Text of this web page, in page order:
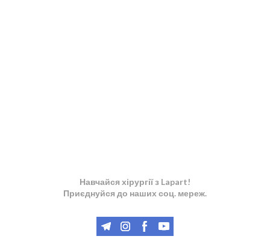
Навчайся хірургії з Lapart!
Приєднуйся до наших соц. мереж.